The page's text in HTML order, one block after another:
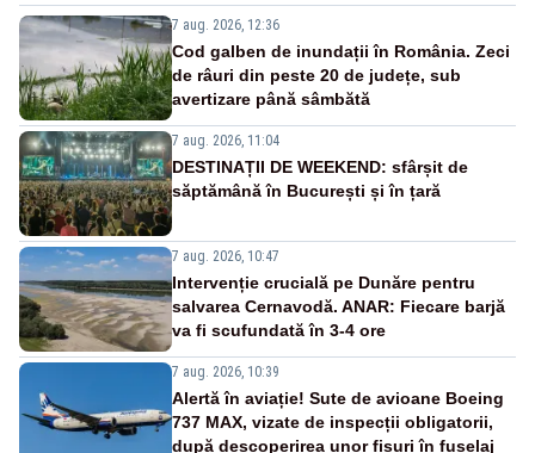
7 aug. 2026, 12:36
Cod galben de inundații în România. Zeci
de râuri din peste 20 de județe, sub
avertizare până sâmbătă
7 aug. 2026, 11:04
DESTINAȚII DE WEEKEND: sfârșit de
săptămână în București și în țară
7 aug. 2026, 10:47
Intervenție crucială pe Dunăre pentru
salvarea Cernavodă. ANAR: Fiecare barjă
va fi scufundată în 3-4 ore
7 aug. 2026, 10:39
Alertă în aviație! Sute de avioane Boeing
737 MAX, vizate de inspecții obligatorii,
după descoperirea unor fisuri în fuselaj